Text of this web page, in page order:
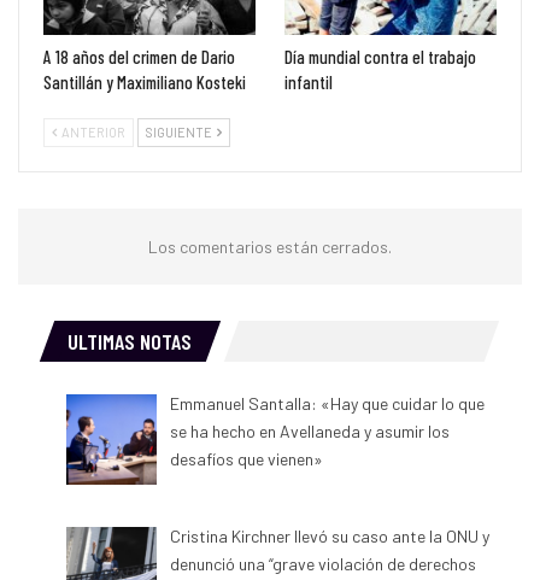
A 18 años del crimen de Dario
Santillán y Maximiliano Kosteki
Día mundial contra el trabajo
infantil
ANTERIOR SIGUIENTE
Los comentarios están cerrados.
ULTIMAS NOTAS
Emmanuel Santalla: «Hay que cuidar lo que
se ha hecho en Avellaneda y asumir los
desafíos que vienen»
Cristina Kirchner llevó su caso ante la ONU y
denunció una “grave violación de derechos